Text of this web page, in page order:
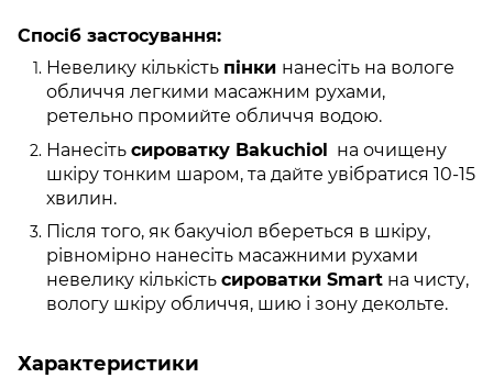
Спосіб застосування:
Невелику кількість пінки нанесіть на вологе
обличчя легкими масажним рухами,
ретельно промийте обличчя водою.
Нанесіть сироватку Bakuchiol на очищену
шкіру тонким шаром, та дайте увібратися 10-15
хвилин.
Після того, як бакучіол вбереться в шкіру,
рівномірно нанесіть масажними рухами
невелику кількість сироватки Smart на чисту,
вологу шкіру обличчя, шию і зону декольте.
Характеристики